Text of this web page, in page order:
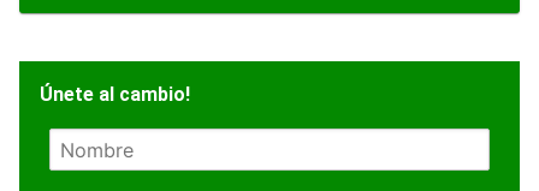
Únete al cambio!
N